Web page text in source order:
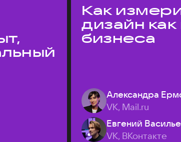
Как
дизайн
бизнеса
Александра
VK, Mail.ru
Евгений
VK, ВКонтакте